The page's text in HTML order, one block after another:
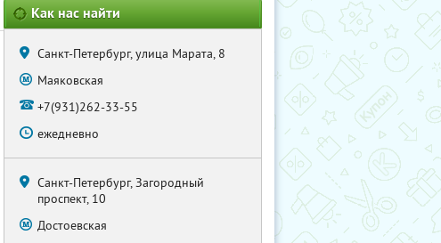
Как нас найти
Санкт-Петербург, улица Марата, 8
Маяковская
+7(931)262-33-55
ежедневно
Санкт-Петербург, Загородный
проспект, 10
Достоевская